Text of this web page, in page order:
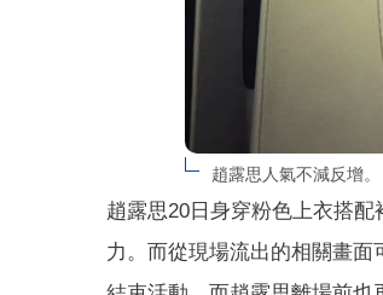
趙露思人氣不減反增
趙露思20日身穿粉色上衣搭
力。而從現場流出的相關畫